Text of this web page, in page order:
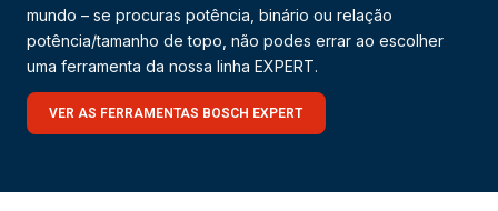
mundo – se procuras potência, binário ou relação
potência/tamanho de topo, não podes errar ao escolher
uma ferramenta da nossa linha EXPERT.
VER AS FERRAMENTAS BOSCH EXPERT